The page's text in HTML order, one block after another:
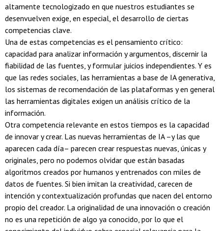
altamente tecnologizado en que nuestros estudiantes se
desenvuelven exige, en especial, el desarrollo de ciertas
competencias clave.
Una de estas competencias es el pensamiento crítico:
capacidad para analizar información y argumentos, discernir la
fiabilidad de las fuentes, y formular juicios independientes. Y es
que las redes sociales, las herramientas a base de IA generativa,
los sistemas de recomendación de las plataformas y en general
las herramientas digitales exigen un análisis crítico de la
información.
Otra competencia relevante en estos tiempos es la capacidad
de innovar y crear. Las nuevas herramientas de IA –y las que
aparecen cada día– parecen crear respuestas nuevas, únicas y
originales, pero no podemos olvidar que están basadas
algoritmos creados por humanos y entrenados con miles de
datos de fuentes. Si bien imitan la creatividad, carecen de
intención y contextualización profundas que nacen del entorno
propio del creador. La originalidad de una innovación o creación
no es una repetición de algo ya conocido, por lo que el